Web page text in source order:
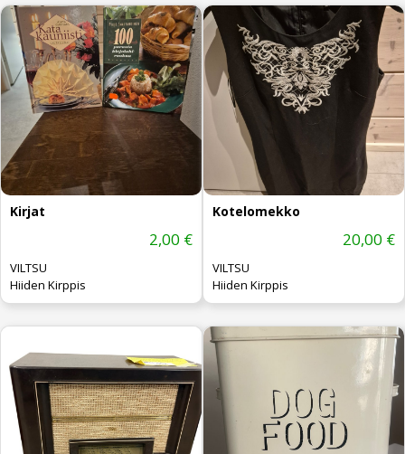
Kirjat
2,00 €
VILTSU
Hiiden Kirppis
Kotelomekko
20,00 €
VILTSU
Hiiden Kirppis